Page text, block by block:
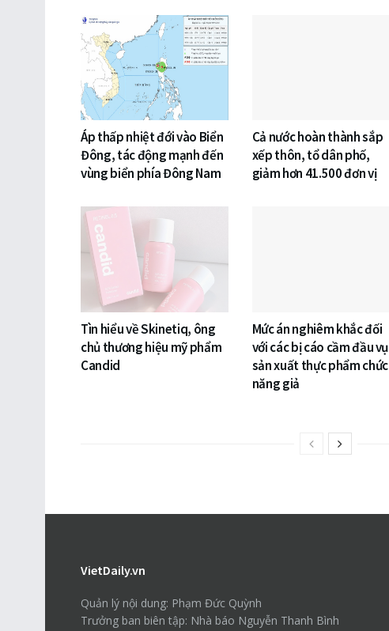
Áp thấp nhiệt đới vào Biển
Đông, tác động mạnh đến
vùng biển phía Đông Nam
Cả nước hoàn thành sắp
xếp thôn, tổ dân phố,
giảm hơn 41.500 đơn vị
Tìn hiểu về Skinetiq, ông
chủ thương hiệu mỹ phẩm
Candid
Mức án nghiêm khắc đối
với các bị cáo cầm đầu vụ
sản xuất thực phẩm chức
năng giả
VietDaily.vn
Quản lý nội dung: Phạm Đức Quỳnh
Trưởng ban biên tập: Nhà báo Nguyễn Thanh Bình